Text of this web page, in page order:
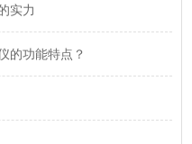
实力
的功能特点？